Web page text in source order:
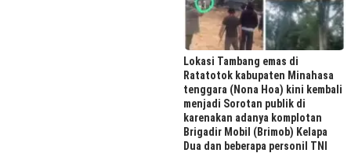
Lokasi Tambang emas di
Ratatotok kabupaten Minahasa
tenggara (Nona Hoa) kini kembali
menjadi Sorotan publik di
karenakan adanya komplotan
Brigadir Mobil (Brimob) Kelapa
Dua dan beberapa personil TNI